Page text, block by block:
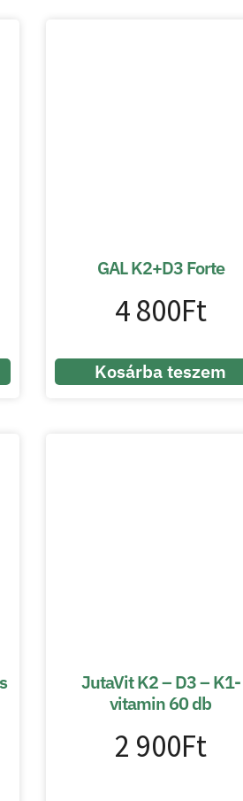
GAL K2+D3 Forte
4 800Ft
Kosárba teszem
JutaVit K2 – D3 – K1-
vitamin 60 db
2 900Ft